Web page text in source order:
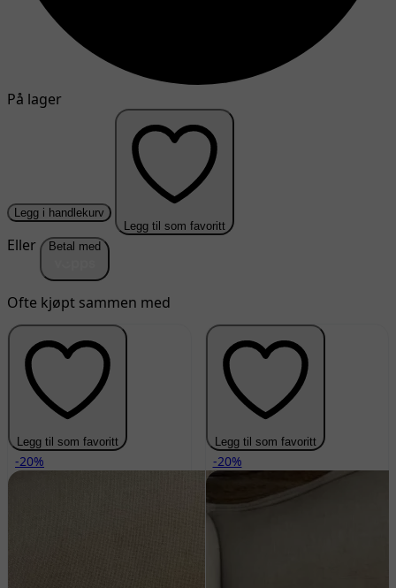
På lager
Legg i handlekurv
Legg til som favoritt
Eller Betal med
Ofte kjøpt sammen med
Legg til som favoritt
-20%
Legg til som favoritt
-20%